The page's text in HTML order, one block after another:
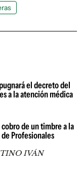
el decreto del
a la atención médica
de un timbre a la
Profesionales
IVÁN